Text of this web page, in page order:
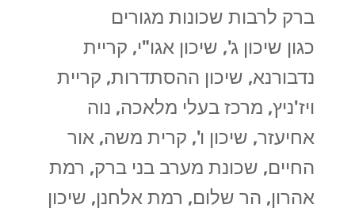
ברק לרבות שכונות מגורים
כגון שיכון ג', שיכון אגו"י, קריית
נדבורנא, שיכון ההסתדרות, קריית
ויז'ניץ, מרכז בעלי מלאכה, נוה
אחיעזר, שיכון ו', קרית משה, אור
החיים, שכונת מערב בני ברק, רמת
אהרון, הר שלום, רמת אלחנן, שיכון